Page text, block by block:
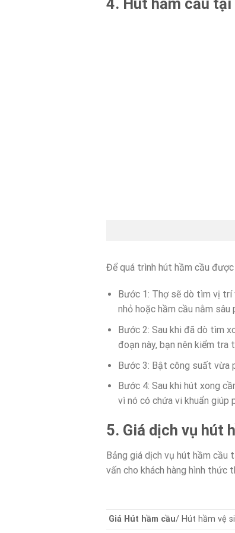
4. Hút hầm cầu
Để quá trình hút hầm cầu
Bước 1: Thợ sẽ dò tìm vị
nhỏ hoặc hầm cầu nằm
Bước 2: Sau khi đã dò tìm
đoạn này, bạn nên kiểm
Bước 3: Bật công suất vừa
Bước 4: Sau khi hút xong
vì nó có chứa vi khuẩn giúp
5. Giá dịch vụ hút
Bảng giá dịch vụ hút hầm cầu
vấn cho khách hàng hình thức
Giá Hút hầm cầu/ Hút hầm vệ